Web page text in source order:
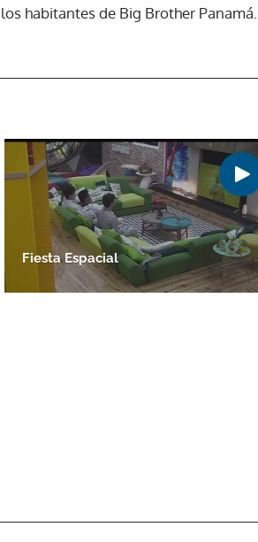
ACEPTAR
habitantes de Big Brother Panamá.
Fiesta Espacial